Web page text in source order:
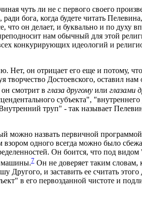
чуть ли не с первого своего
бога, когда будете читать
что он делает, и буквально и по духу
нам обычный для этой
конкурирующих идеологий и
Нет, он отрицает его еще и потому, что
Достоевского, оставил нам
смотрит в глаза другомуили глазами
субъекта",
труп" - так называет
можно назвать первичной программой
одного всегда можно было
Он боится, что под видом
машины.7Он не доверяет таким словам,
и заставить ее считать этого
в его первозданной чистоте и